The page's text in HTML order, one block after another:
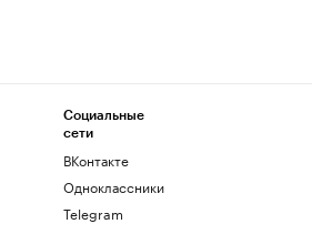
Социальные
сети
ВКонтакте
Одноклассники
Telegram